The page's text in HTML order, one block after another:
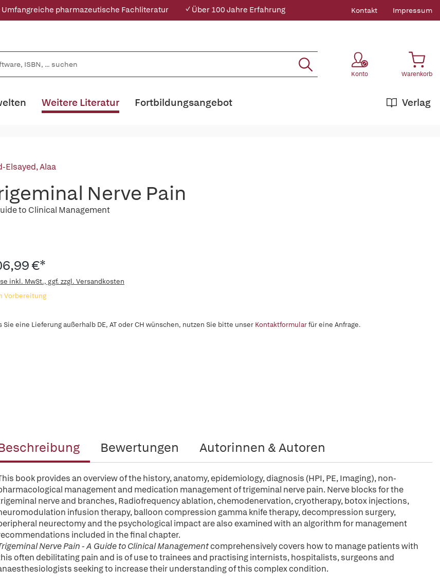
Umfangreiche pharmazeutische Fachliteratur ✓ Über 100 Jahre Erfahrung Kontakt Impressum
Konto Warenkorb
Weitere Literatur Verlag
Fortbildungsangebot
Elsayed, Alaa
Nerve Pain
to Clinical Management
€*
inkl. MwSt., ggf. zzgl. Versandkosten
Vorbereitung
Sie eine Lieferung außerhalb DE, AT oder CH wünschen, nutzen Sie bitte unser Kontaktformularfür eine Anfrage.
Bewertungen Autorinnen & Autoren
book provides an overview of the history, anatomy, epidemiology, diagnosis (HPI, PE, Imaging), non-
management and medication management of trigeminal nerve pain. Nerve blocks for the
nerve and branches, Radiofrequency ablation, chemodenervation, cryotherapy, botox injections,
infusion therapy, balloon compression gamma knife therapy, decompression surgery,
neurectomy and the psychological impact are also examined with an algorithm for management
included in the final chapter.
Nerve Pain - A GuidetoClinicalManagementcomprehensively covers how to manage patients with
often debilitating pain and is of use to trainees and practising internists, hospitalists, surgeons and
seeking to increase their understanding of this complex condition.